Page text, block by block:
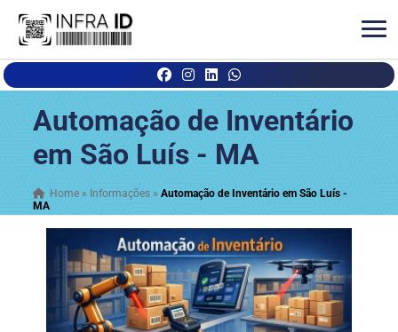
Automação de Inventário
em São Luís - MA
Home » Informações »Automação de Inventário em São Luís -
MA